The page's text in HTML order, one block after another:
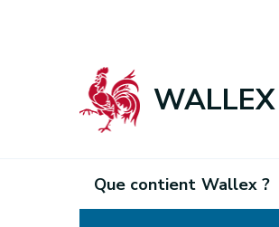
WALLEX
Que contient Wallex ?